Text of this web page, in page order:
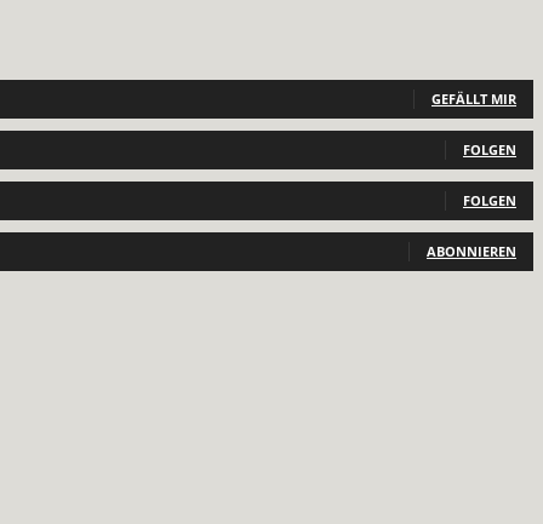
GEFÄLLT MIR
FOLGEN
FOLGEN
ABONNIEREN